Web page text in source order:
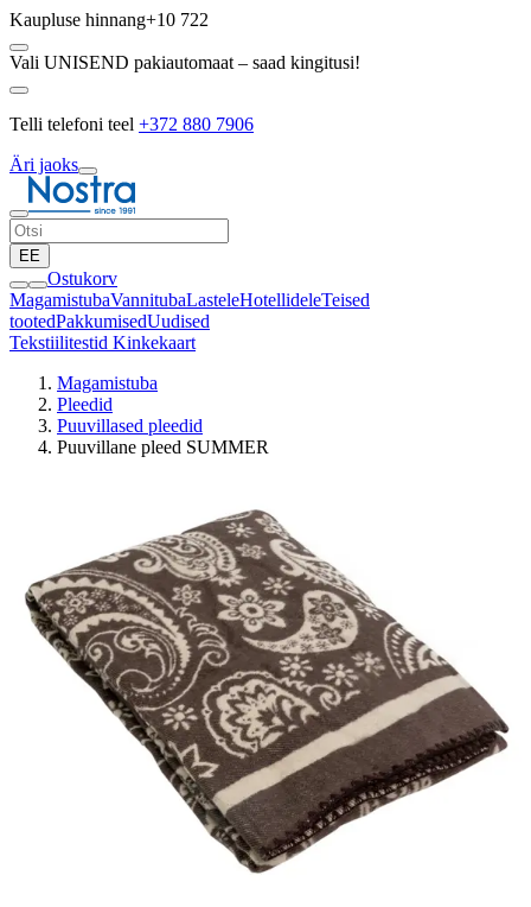
Kaupluse hinnang+10 722
Vali UNISEND pakiautomaat – saad kingitusi!
Telli telefoni teel +372 880 7906
Äri jaoks
EE
Ostukorv
MagamistubaVannitubaLasteleHotellideleTeised
tootedPakkumisedUudised
Tekstiilitestid Kinkekaart
Magamistuba
Pleedid
Puuvillased pleedid
Puuvillane pleed SUMMER